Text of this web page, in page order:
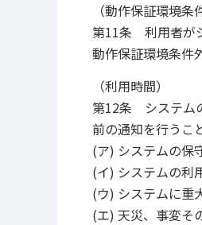
（動作保証環境条
第11条 利用者が
動作保証環境条件
（利用時間）
第12条 システム
前の通知を行うこ
(ア) システムの保
(イ) システムの利
(ウ) システムに重
(エ) 天災、事変そ